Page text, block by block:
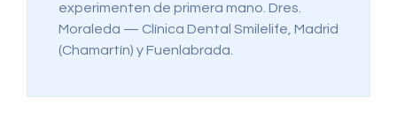
experimenten de primera mano. Dres.
Moraleda — Clínica Dental Smilelife, Madrid
(Chamartín) y Fuenlabrada.